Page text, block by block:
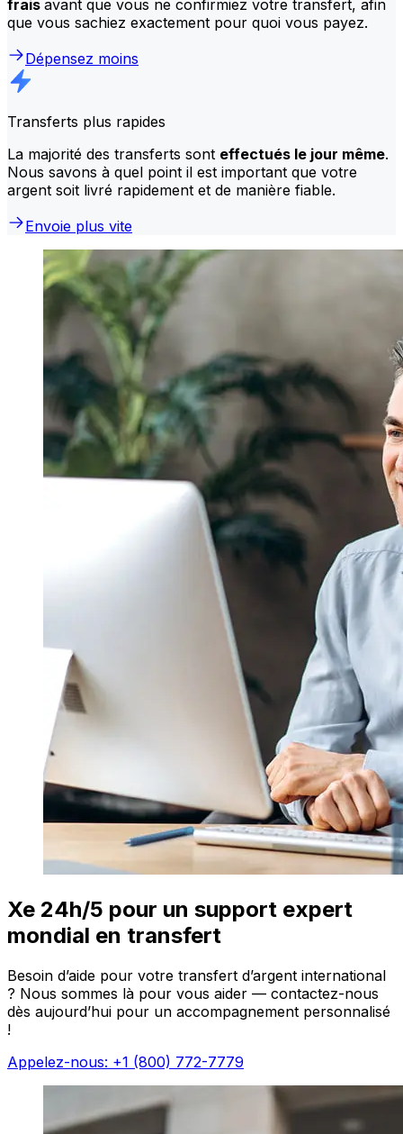
frais avant que vous ne confirmiez votre transfert, afin
que vous sachiez exactement pour quoi vous payez.
Dépensez moins
Transferts plus rapides
La majorité des transferts sont effectués le jour même.
Nous savons à quel point il est important que votre
argent soit livré rapidement et de manière fiable.
Envoie plus vite
Xe 24h/5 pour un support expert
mondial en transfert
Besoin d’aide pour votre transfert d’argent international
? Nous sommes là pour vous aider — contactez-nous
dès aujourd’hui pour un accompagnement personnalisé
!
Appelez-nous: +1 (800) 772-7779